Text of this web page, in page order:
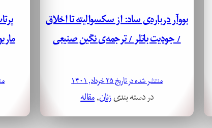
بووآر درباره‌ی ساد: از سکسوالیته تا اخلاق
/ جودیت باتلر / ترجمه‌ی نگین صنیعی
منتشر شده در تاریخ ۲۵ خرداد, ۱۴۰۱
در دسته بندیزنان, مقاله